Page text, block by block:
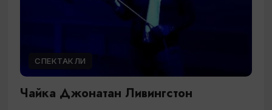
СПЕКТАКЛИ
Чайка Джонатан Ливингстон